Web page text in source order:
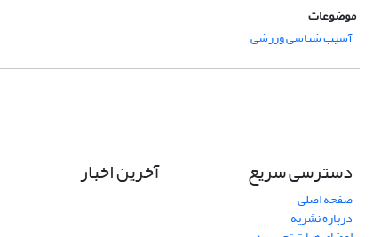
موضوعات
آسیب شناسی ورزشی
دسترسی سریع
صفحه اصلی
درباره نشریه
آخرین اخبار